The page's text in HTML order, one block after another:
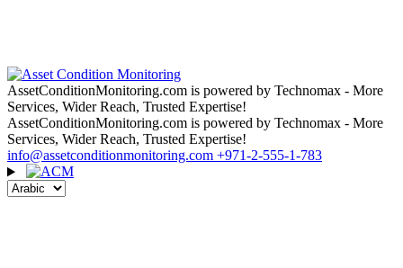
AssetConditionMonitoring.com is powered by Technomax - More
Services, Wider Reach, Trusted Expertise!
AssetConditionMonitoring.com is powered by Technomax - More
Services, Wider Reach, Trusted Expertise!
info@assetconditionmonitoring.com +971-2-555-1-783